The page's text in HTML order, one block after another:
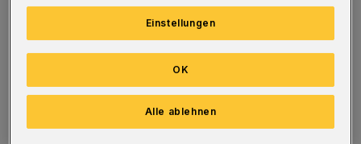
Regionalliga, Männer:
HSG Bergische Panther - Bergischer HC II
Einstellungen
Alle ablehnen
OK